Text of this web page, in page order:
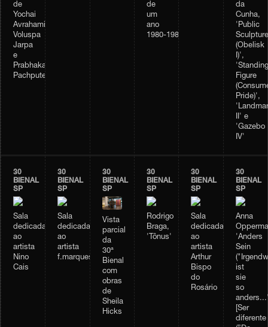
de
Yochai
Avrahami,
Voluspa
Jarpa
e
Prabhakar
Pachpute
de
um
ano
1980‑1981]
da
Cunha,
'Public
Sculpture
(Obelisk
I)',
'Standing
Figure
Pride)',
II' e
'Gazebo
IV'
30
BIENAL
SP
Sala
dedicada
ao
artista
Nino
Cais
30
BIENAL
SP
Sala
dedicada
ao
artista
f.marquespenteado
30
BIENAL
SP
Vista
parcial
da
30ª
Bienal
com
obras
de
Sheila
Hicks
30
BIENAL
SP
Rodrigo
Braga,
'Tônus'
30
BIENAL
SP
Sala
dedicada
ao
artista
Arthur
Bispo
do
Rosário
30
BIENAL
SP
Anna
'Anders
Sein
ist
sie
so
[Ser
diferente